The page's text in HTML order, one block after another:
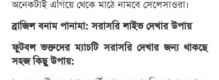
অনেকটাই এগিয়ে থেকে মাঠে নামবে সেলেসাওরা।
ব্রাজিল বনাম পানামা: সরাসরি লাইভ দেখার উপায়
ফুটবল ভক্তদের ম্যাচটি সরাসরি দেখার জন্য থাকছে
সহজ কিছু উপায়: